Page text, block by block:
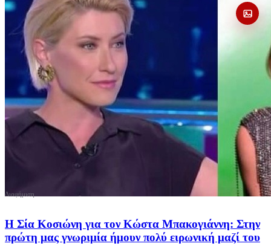
Η Σία Κοσιώνη για τον Κώστα Μπακογιάννη: Στην
πρώτη μας γνωριμία ήμουν πολύ ειρωνική μαζί του